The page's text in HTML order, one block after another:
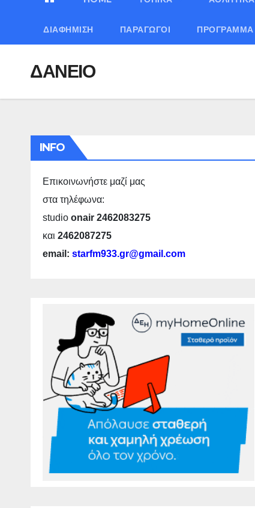
ΔΙΑΦΉΜΙΣΗ ΠΑΡΑΓΩΓΟΊ ΠΡΌΓΡΑΜΜΑ
ΔΑΝΕΙΟ
INFO
Επικοινωνήστε μαζί μας
στα τηλέφωνα:
studio onair 2462083275
και 2462087275
email: starfm933.gr@gmail.com